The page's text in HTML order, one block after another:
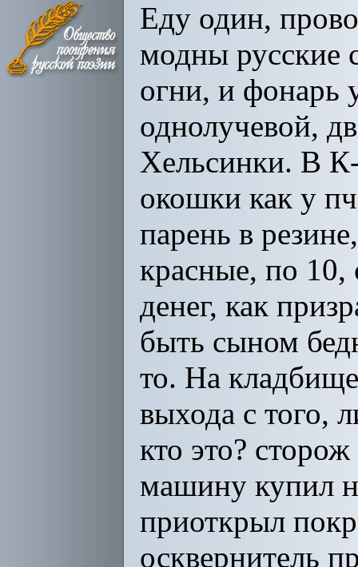
Еду один,
модны русские
огни, и фонарь
однолучевой,
Хельсинки. В
окошки как у
парень в
красные, по 10,
денег, как
быть сыном
то. На
выхода с того,
кто это?
машину купил
приоткрыл
осквернитель